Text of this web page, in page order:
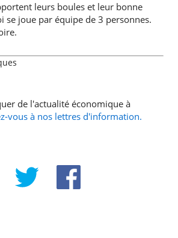
leurs boules et leur bonne
se joue par équipe de 3 personnes.
de l'actualité économique à
vous à nos lettres d'information.